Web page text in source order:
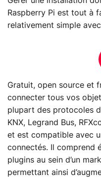
Raspberry Pi est tout à
relativement simple avec
Gratuit, open source et
connecter tous vos
plupart des protocoles
KNX, Legrand Bus,
et est compatible avec
connectés. Il comprend
plugins au sein d’un
permettant ainsi